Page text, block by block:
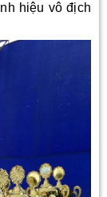
hiệu vô địch